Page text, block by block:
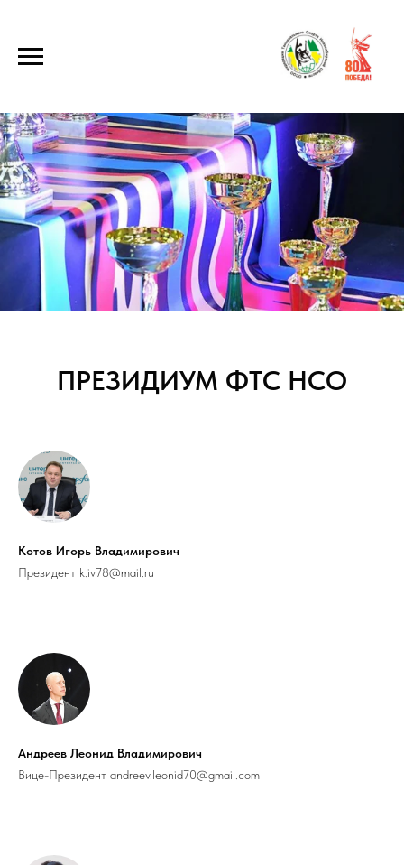
ПРЕЗИДИУМ ФТС НСО
Котов Игорь Владимирович
Президент k.iv78@mail.ru
Андреев Леонид Владимирович
Вице-Президент andreev.leonid70@gmail.com